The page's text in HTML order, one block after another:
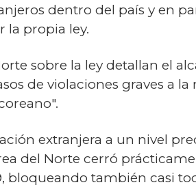
dentro del país y en
la propia ley.
sobre la ley detallan el
de violaciones graves a
extranjera a un nivel
del Norte cerró
bloqueando también casi